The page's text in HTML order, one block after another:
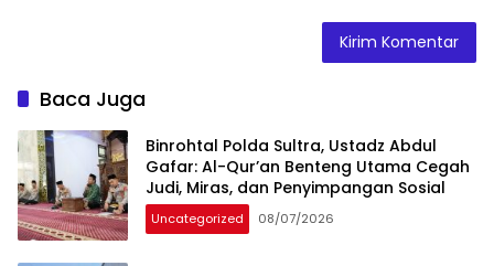
Baca Juga
Binrohtal Polda Sultra, Ustadz Abdul
Gafar: Al-Qur’an Benteng Utama Cegah
Judi, Miras, dan Penyimpangan Sosial
Uncategorized 08/07/2026